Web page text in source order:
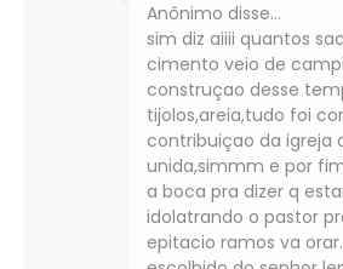
Anônimo disse…
sim diz aiiii quantos
cimento veio de
construçao desse
tijolos,areia,tudo foi
contribuiçao da igreja
unida,simmm e por
a boca pra dizer q
idolatrando o pastor
epitacio ramos va